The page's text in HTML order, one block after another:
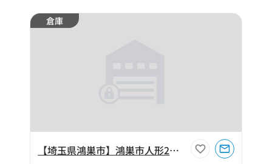
倉庫
【埼玉県鴻巣市】鴻巣市人形2丁目210坪倉庫